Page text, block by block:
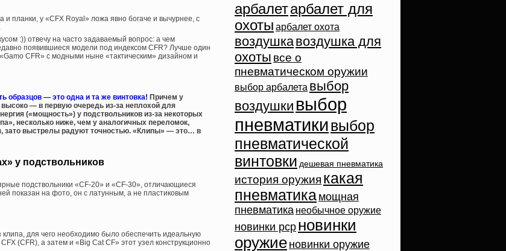
планки, у «CFX Royal» ложа явно богаче и вычурнее, с
:)) отвечу на часто задаваемый вопрос: а чем
появившиеся модели под индексом CFR? Лучше один
CFR» с модными ныне «тактическим» дизайном и
образцов — это одна и та же винтовка! Причем у
— в первую очередь из-за неплохой для
(«мощность») у подствольников из-за некоторых
несколько ниже, чем у аналогичных переломок,
зато выстрелы радуют точностью. «Клипы» — это… в
у подствольников
подствольники «CF-20» и «CF-30», отличающиеся
показан на фото, он с латунным, а не пластиковым
для чего необходимо было обеспечить идеальную
(CFR), а затем и «Big Cat CF» этот узел конструкционно
арбалетарбалет для
охоты арбалет охота
воздушкавоздушка для
охоты все о
пневматическом оружии
выбор арбалета выбор
воздушки выбор
пневматикивыбор
пневматической
винтовки дешевая пневматика
история оружия какая
пневматика мощная
пневматика необычное оружие
новинки pcp новинки
оружие новинки оружие